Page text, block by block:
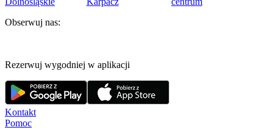
Obserwuj nas:
Rezerwuj wygodniej w aplikacji
Kontakt
Pomoc